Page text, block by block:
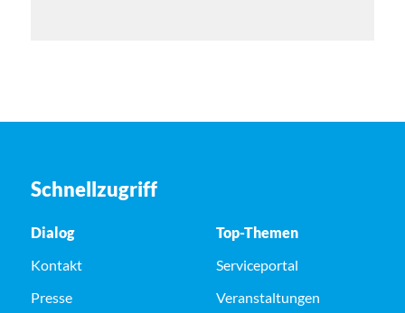
Schnellzugriff
Dialog
Kontakt
Presse
Top-Themen
Serviceportal
Veranstaltungen